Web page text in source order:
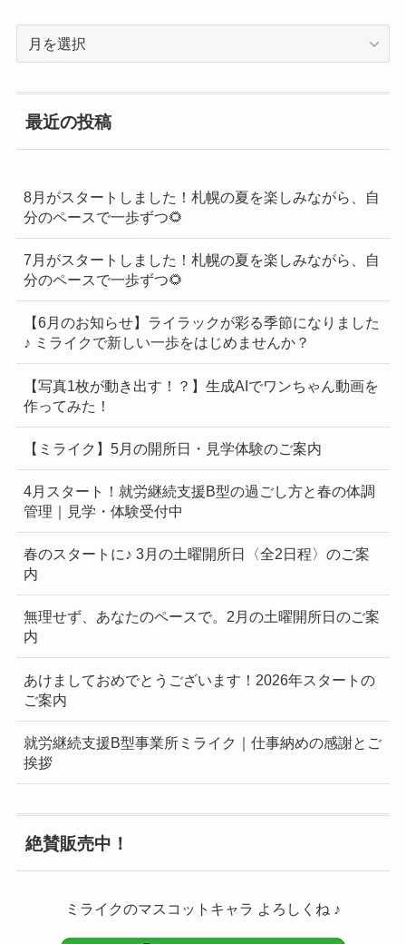
一
覧
最近の投稿
8月がスタートしました！札幌の夏を楽しみながら、自
分のペースで一歩ずつ🌻
7月がスタートしました！札幌の夏を楽しみながら、自
分のペースで一歩ずつ🌻
【6月のお知らせ】ライラックが彩る季節になりました
♪ ミライクで新しい一歩をはじめませんか？
【写真1枚が動き出す！？】生成AIでワンちゃん動画を
作ってみた！
【ミライク】5月の開所日・見学体験のご案内
4月スタート！就労継続支援B型の過ごし方と春の体調
管理｜見学・体験受付中
春のスタートに♪ 3月の土曜開所日〈全2日程〉のご案
内
無理せず、あなたのペースで。2月の土曜開所日のご案
内
あけましておめでとうございます！2026年スタートの
ご案内
就労継続支援B型事業所ミライク｜仕事納めの感謝とご
挨拶
絶賛販売中！
ミライクのマスコットキャラ よろしくね ♪